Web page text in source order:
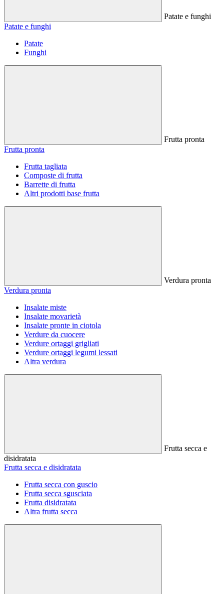
Patate e funghi
Patate e funghi
Patate
Funghi
Frutta pronta
Frutta pronta
Frutta tagliata
Composte di frutta
Barrette di frutta
Altri prodotti base frutta
Verdura pronta
Verdura pronta
Insalate miste
Insalate movarietà
Insalate pronte in ciotola
Verdure da cuocere
Verdure ortaggi grigliati
Verdure ortaggi legumi lessati
Altra verdura
Frutta secca e
disidratata
Frutta secca e disidratata
Frutta secca con guscio
Frutta secca sgusciata
Frutta disidratata
Altra frutta secca